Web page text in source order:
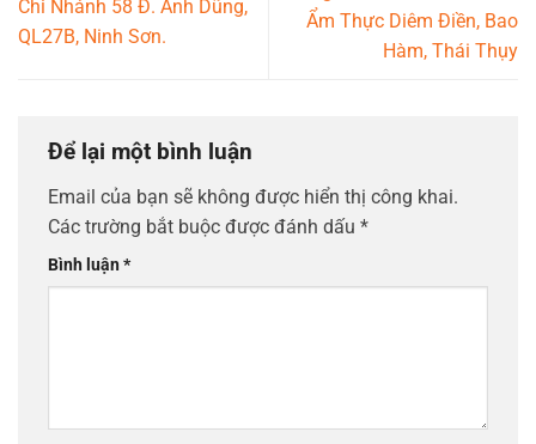
Chi Nhánh 58 Đ. Anh Dũng,
QL27B, Ninh Sơn.
Ẩm Thực Diêm Điền, Bao
Hàm, Thái Thụy
Để lại một bình luận
Email của bạn sẽ không được hiển thị công khai.
Các trường bắt buộc được đánh dấu *
Bình luận*